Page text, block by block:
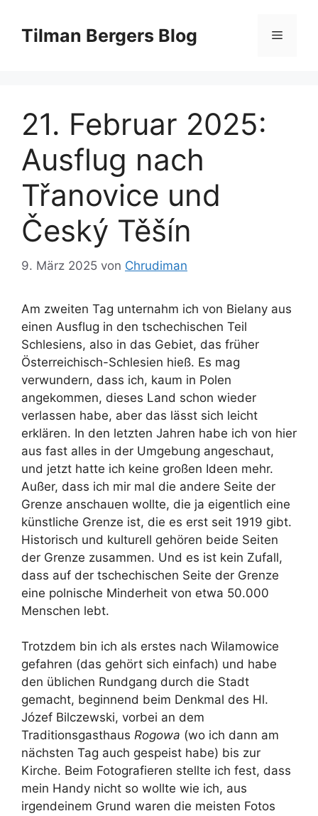
Inhalt
springen
Tilman Bergers Blog Menü
21. Februar 2025:
Ausflug nach
Třanovice und
Český Těšín
9. März 2025 von Chrudiman
Am zweiten Tag unternahm ich von Bielany aus
einen Ausflug in den tschechischen Teil
Schlesiens, also in das Gebiet, das früher
Österreichisch-Schlesien hieß. Es mag
verwundern, dass ich, kaum in Polen
angekommen, dieses Land schon wieder
verlassen habe, aber das lässt sich leicht
erklären. In den letzten Jahren habe ich von hier
aus fast alles in der Umgebung angeschaut,
und jetzt hatte ich keine großen Ideen mehr.
Außer, dass ich mir mal die andere Seite der
Grenze anschauen wollte, die ja eigentlich eine
künstliche Grenze ist, die es erst seit 1919 gibt.
Historisch und kulturell gehören beide Seiten
der Grenze zusammen. Und es ist kein Zufall,
dass auf der tschechischen Seite der Grenze
eine polnische Minderheit von etwa 50.000
Menschen lebt.
Trotzdem bin ich als erstes nach Wilamowice
gefahren (das gehört sich einfach) und habe
den üblichen Rundgang durch die Stadt
gemacht, beginnend beim Denkmal des Hl.
Józef Bilczewski, vorbei an dem
Traditionsgasthaus Rogowa (wo ich dann am
nächsten Tag auch gespeist habe) bis zur
Kirche. Beim Fotografieren stellte ich fest, dass
mein Handy nicht so wollte wie ich, aus
irgendeinem Grund waren die meisten Fotos